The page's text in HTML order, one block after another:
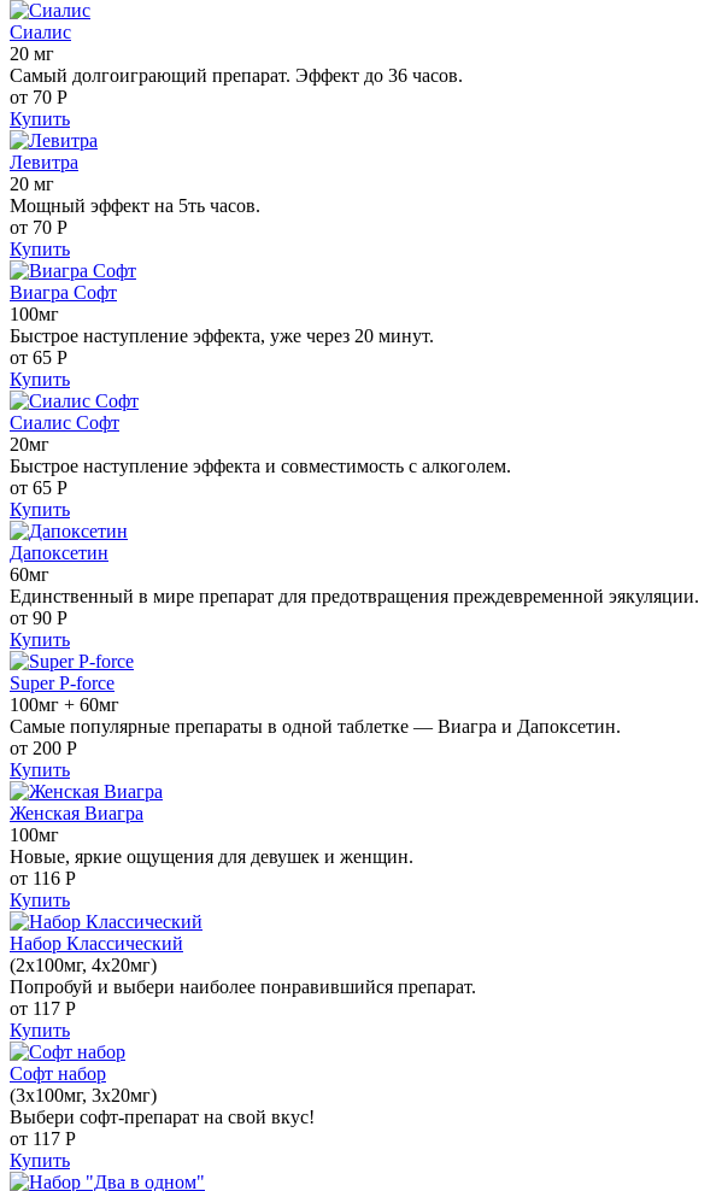
Сиалис
20 мг
Самый долгоиграющий препарат. Эффект до 36 часов.
от 70 Р
Купить
Левитра
20 мг
Мощный эффект на 5ть часов.
от 70 Р
Купить
Виагра Софт
100мг
Быстрое наступление эффекта, уже через 20 минут.
от 65 Р
Купить
Сиалис Софт
20мг
Быстрое наступление эффекта и совместимость с алкоголем.
от 65 Р
Купить
Дапоксетин
60мг
Единственный в мире препарат для предотвращения преждевременной эякуляции.
от 90 Р
Купить
Super P-force
100мг + 60мг
Самые популярные препараты в одной таблетке — Виагра и Дапоксетин.
от 200 Р
Купить
Женская Виагра
100мг
Новые, яркие ощущения для девушек и женщин.
от 116 Р
Купить
Набор Классический
(2x100мг, 4x20мг)
Попробуй и выбери наиболее понравившийся препарат.
от 117 Р
Купить
Софт набор
(3x100мг, 3x20мг)
Выбери софт-препарат на свой вкус!
от 117 Р
Купить